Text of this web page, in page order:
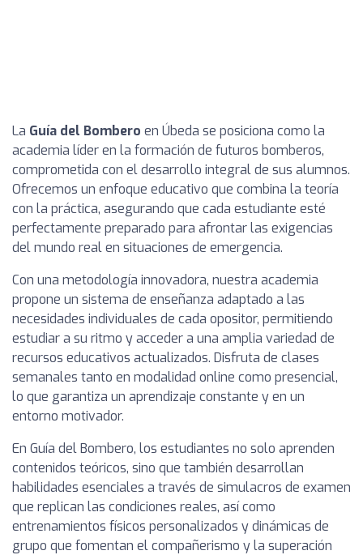
La Guía del Bombero en Úbeda se posiciona como la
academia líder en la formación de futuros bomberos,
comprometida con el desarrollo integral de sus alumnos.
Ofrecemos un enfoque educativo que combina la teoría
con la práctica, asegurando que cada estudiante esté
perfectamente preparado para afrontar las exigencias
del mundo real en situaciones de emergencia.
Con una metodología innovadora, nuestra academia
propone un sistema de enseñanza adaptado a las
necesidades individuales de cada opositor, permitiendo
estudiar a su ritmo y acceder a una amplia variedad de
recursos educativos actualizados. Disfruta de clases
semanales tanto en modalidad online como presencial,
lo que garantiza un aprendizaje constante y en un
entorno motivador.
En Guía del Bombero, los estudiantes no solo aprenden
contenidos teóricos, sino que también desarrollan
habilidades esenciales a través de simulacros de examen
que replican las condiciones reales, así como
entrenamientos físicos personalizados y dinámicas de
grupo que fomentan el compañerismo y la superación